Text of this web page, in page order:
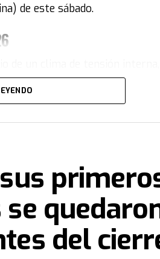
de este sábado.
del Mundial. El equipo
entre los mejores terceros.
sacó a Fernando Muslera
en el único gol del
del